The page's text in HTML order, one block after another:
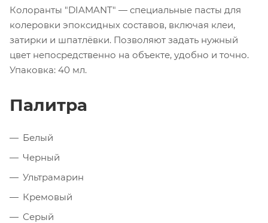
Колоранты "DIAMANT" — специальные пасты для
колеровки эпоксидных составов, включая клеи,
затирки и шпатлёвки. Позволяют задать нужный
цвет непосредственно на объекте, удобно и точно.
Упаковка: 40 мл.
Палитра
Белый
Черный
Ультрамарин
Кремовый
Серый